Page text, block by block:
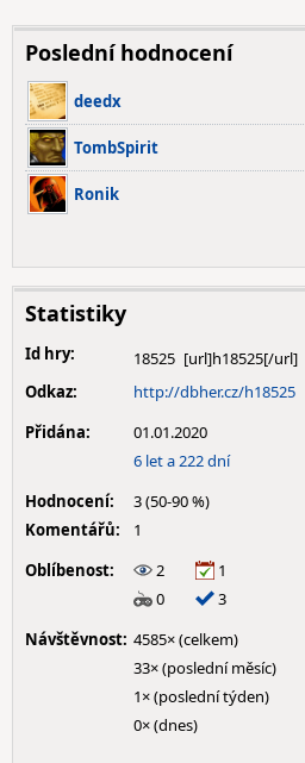
Poslední hodnocení
deedx
TombSpirit
Ronik
Statistiky
Id hry:
18525
Odkaz:
http://dbher.cz/h18525
Přidána:
01.01.2020
6 let a 222 dní
Hodnocení:
3 (50-90 %)
Komentářů:
1
Oblíbenost:
2
1
0
3
Návštěvnost: 4585× (celkem)
33× (poslední měsíc)
1× (poslední týden)
0× (dnes)